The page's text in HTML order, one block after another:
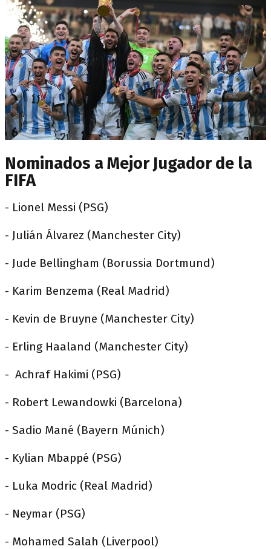
Nominados a Mejor Jugador de la
FIFA
- Lionel Messi (PSG)
- Julián Álvarez (Manchester City)
- Jude Bellingham (Borussia Dortmund)
- Karim Benzema (Real Madrid)
- Kevin de Bruyne (Manchester City)
- Erling Haaland (Manchester City)
- Achraf Hakimi (PSG)
- Robert Lewandowki (Barcelona)
- Sadio Mané (Bayern Múnich)
- Kylian Mbappé (PSG)
- Luka Modric (Real Madrid)
- Neymar (PSG)
- Mohamed Salah (Liverpool)